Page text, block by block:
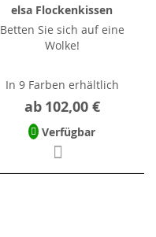
elsa Flockenkissen
Betten Sie sich auf eine
Wolke!
In 9 Farben erhältlich
ab 102,00 €
Verfügbar